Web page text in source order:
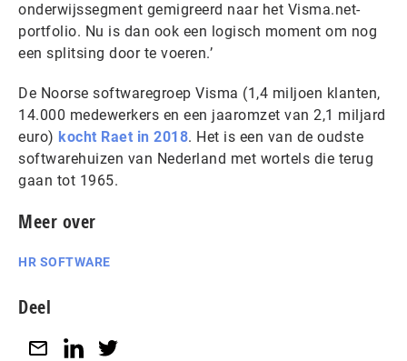
onderwijssegment gemigreerd naar het Visma.net-
portfolio. Nu is dan ook een logisch moment om nog
een splitsing door te voeren.’
De Noorse softwaregroep Visma (1,4 miljoen klanten,
14.000 medewerkers en een jaaromzet van 2,1 miljard
euro) kocht Raet in 2018. Het is een van de oudste
softwarehuizen van Nederland met wortels die terug
gaan tot 1965.
Meer over
HR SOFTWARE
Deel